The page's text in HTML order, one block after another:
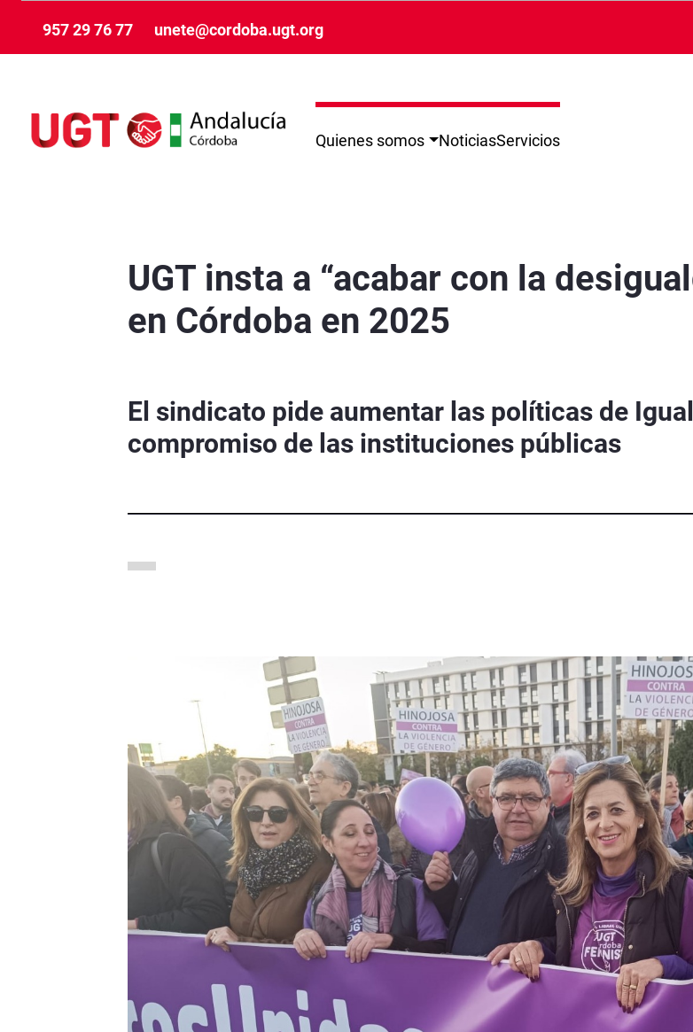
957 29 76 77 unete@cordoba.ugt.org
Quienes somos NoticiasServicios
UGT insta a “acabar con la
en Córdoba en 2025
El sindicato pide aumentar las políticas de
compromiso de las instituciones públicas